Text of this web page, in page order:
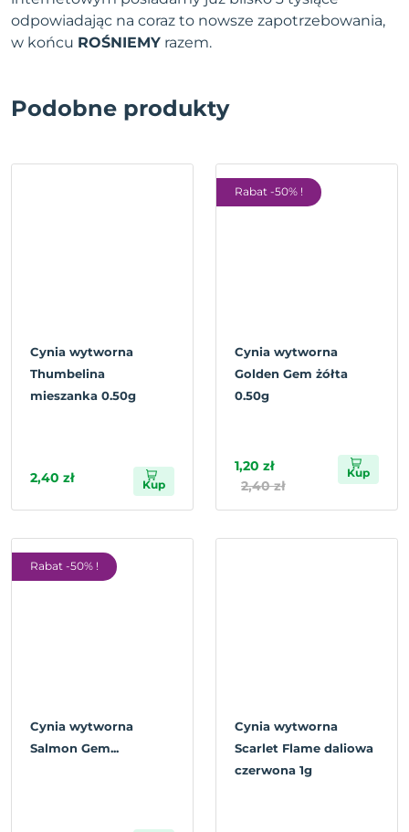
odpowiadając na coraz to nowsze zapotrzebowania,
w końcu ROŚNIEMY razem.
Podobne produkty
Cynia wytworna
Thumbelina
mieszanka 0.50g
2,40 zł Kup
Rabat -50% !
Cynia wytworna
Golden Gem żółta
0.50g
1,20 zł
2,40 zł
Kup
Rabat -50% !
Cynia wytworna
Salmon Gem...
Cynia wytworna
Scarlet Flame daliowa
czerwona 1g